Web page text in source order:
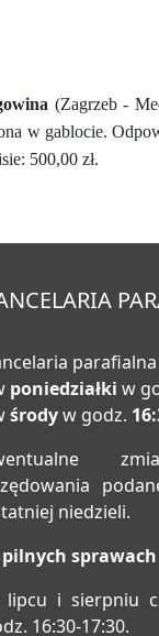
(Zagrzeb -
w gablocie.
500,00 zł.
poniedziałki w
środyw godz.
niedzieli.
pilnych
lipcu i sierpniu
16:30-17:30.